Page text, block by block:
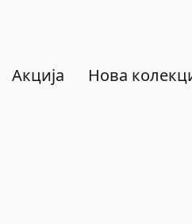
Акција Нова